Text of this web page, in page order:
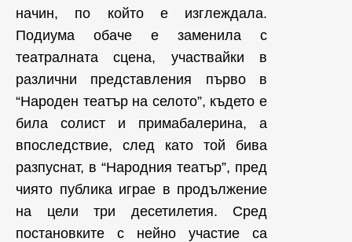
начин, по който е изглеждала.
Подиума обаче е заменила с
театралната сцена, участвайки в
различни представления първо в
“Народен театър на селото”, където е
била солист и примабалерина, а
впоследствие, след като той бива
разпуснат, в “Народния театър”, пред
чиято публика играе в продължение
на цели три десетилетия. Сред
постановките с нейно участие са